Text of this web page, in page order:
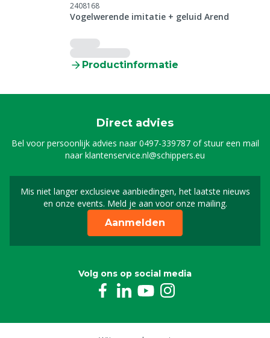
2408168
Vogelwerende imitatie + geluid Arend
Productinformatie
Direct advies
Bel voor persoonlijk advies naar0497-339787of stuur een mail
naarklantenservice.nl@schippers.eu
Mis niet langer exclusieve aanbiedingen, het laatste nieuws
en onze events. Meld je aan voor onze mailing.
Schrijf je in voor onze
Aanmelden
Volg ons op social media